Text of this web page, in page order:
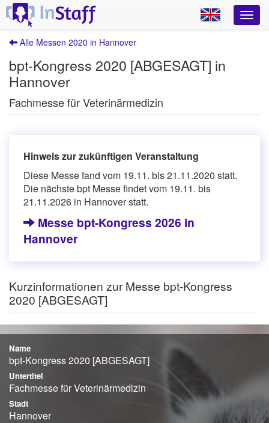
Alle Messen 2020 in Hannover
bpt-Kongress 2020 [ABGESAGT] in
Hannover
Fachmesse für Veterinärmedizin
Hinweis zur zukünftigen Veranstaltung
Diese Messe fand vom 19.11. bis 21.11.2020 statt.
Die nächste bpt Messe findet vom 19.11. bis
21.11.2026 in Hannover statt.
Messe bpt-Kongress 2026 in
Hannover
Kurzinformationen zur Messe bpt-Kongress
2020 [ABGESAGT]
Name
bpt-Kongress 2020 [ABGESAGT]
Untertitel
Fachmesse für Veterinärmedizin
Stadt
Hannover